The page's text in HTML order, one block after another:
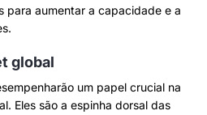
para aumentar a capacidade e a
global
um papel crucial na
Eles são a espinha dorsal das